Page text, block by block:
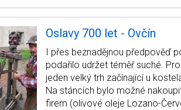
Oslavy 700 let - Ovčín
I přes beznadějnou předpověď
podařilo udržet téměř suché.
jeden velký trh začínající u
Na stáncích bylo možné
firem (olivové oleje Lozano-